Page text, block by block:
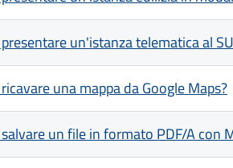
un'istanza telematica al
una mappa da Google Maps?
un file in formato PDF/A con